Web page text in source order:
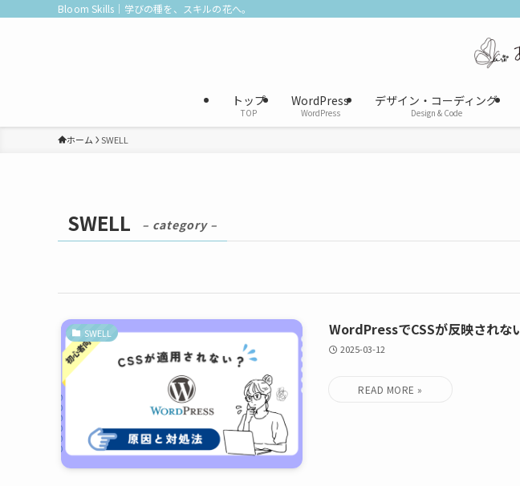
Bloom Skills｜学びの種を、スキルの花へ。
トップ
TOP
WordPress
WordPress
デザイン・コーディング
Design & Code
ホーム SWELL
SWELL – category –
SWELL WordPressでCSSが反映されな
2025-03-12